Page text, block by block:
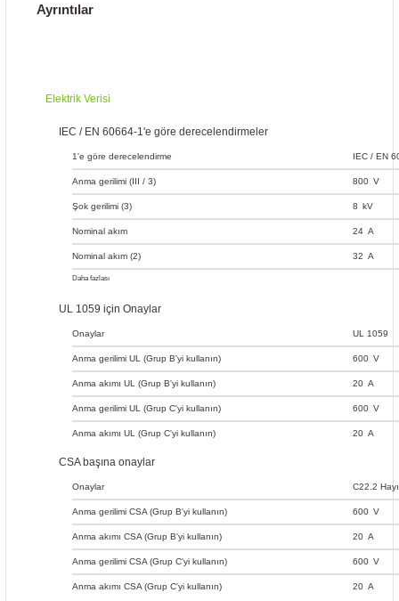
Ayrıntılar
Elektrik Verisi
IEC / EN 60664-1'e göre derecelendirmeler
1'e göre derecelendirme IEC / EN
Anma gerilimi (III / 3) 800 V
Şok gerilimi (3) 8 kV
Nominal akım 24 A
Nominal akım (2) 32 A
Gösterge
(derecelendirmeler)
gerilim
Daha fazlası
UL 1059 için Onaylar
Onaylar UL 1059
Anma gerilimi UL (Grup B'yi kullanın) 600 V
Anma akımı UL (Grup B'yi kullanın) 20 A
Anma gerilimi UL (Grup C'yi kullanın) 600 V
Anma akımı UL (Grup C'yi kullanın) 20 A
CSA başına onaylar
Onaylar C22.2
Anma gerilimi CSA (Grup B'yi kullanın) 600 V
Anma akımı CSA (Grup B'yi kullanın) 20 A
Anma gerilimi CSA (Grup C'yi kullanın) 600 V
Anma akımı CSA (Grup C'yi kullanın) 20 A